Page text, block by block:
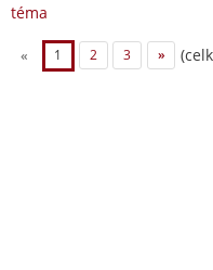
téma
« 1 2 3 »